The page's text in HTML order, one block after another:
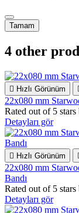
Tamam
4 other
 Hızlı Görünüm
22x080 mm
Rated out of 5 stars
Detayları gör
 Hızlı Görünüm
22x080 mm
Bandı
Rated out of 5 stars
Detayları gör